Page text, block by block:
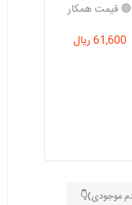
🟢 قیمت همکار
61,600 ریال
موجودی)👇